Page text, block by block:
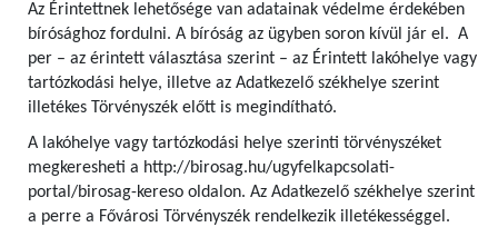
Az Érintettnek lehetősége van adatainak védelme érdekében
bírósághoz fordulni. A bíróság az ügyben soron kívül jár el. A
per – az érintett választása szerint – az Érintett lakóhelye vagy
tartózkodási helye, illetve az Adatkezelő székhelye szerint
illetékes Törvényszék előtt is megindítható.
A lakóhelye vagy tartózkodási helye szerinti törvényszéket
megkeresheti a http://birosag.hu/ugyfelkapcsolati-
portal/birosag-kereso oldalon. Az Adatkezelő székhelye szerint
a perre a Fővárosi Törvényszék rendelkezik illetékességgel.